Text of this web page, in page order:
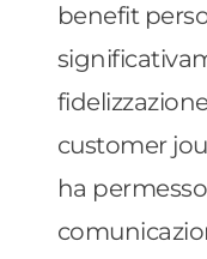
benefit
customer
ha